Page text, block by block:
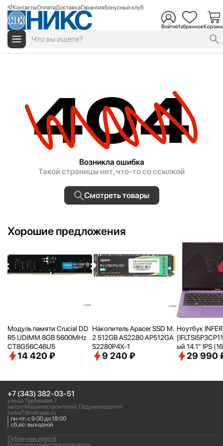
КонтактыОплатаДоставкаГарантияБонусный клуб
ВойтиИзбранное
404
Возникла ошибка
Такой страницы нет, что-то со ссылкой
Смотреть товары
Хорошие предложения
Модуль памяти Crucial DD
R5 UDIMM 8GB 5600MHz
CT8G56C46U5
14 420 ₽
Накопитель Apacer SSD M.
2 512GB AS2280 AP512GA
S2280P4X-1
9 240 ₽
Ноутбук
ый 14.1" IPS
200 WUXGA/
ooth/Win 11Pro
29 990
+7 (343) 382-03-51
улица Турбинная 7
метро Машиностроителей, Педуниверситет
turbo7@mltrade.ru
пн-пт: с 9:00 до 18:00
сб,вс: выходной
Политика конфиденциальности
Публичная оферта